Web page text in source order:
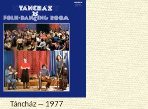
Táncház — 1977